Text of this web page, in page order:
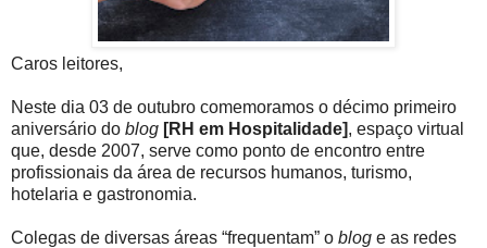
Caros leitores,
Neste dia 03 de outubro comemoramos o décimo primeiro
aniversário do blog [RH em Hospitalidade], espaço virtual
que, desde 2007, serve como ponto de encontro entre
profissionais da área de recursos humanos, turismo,
hotelaria e gastronomia.
Colegas de diversas áreas “frequentam” o blog e as redes